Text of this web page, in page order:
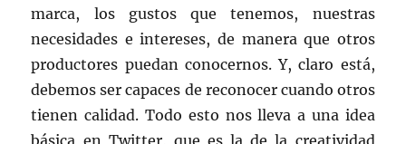
marca, los gustos que tenemos, nuestras
necesidades e intereses, de manera que otros
productores puedan conocernos. Y, claro está,
debemos ser capaces de reconocer cuando otros
tienen calidad. Todo esto nos lleva a una idea